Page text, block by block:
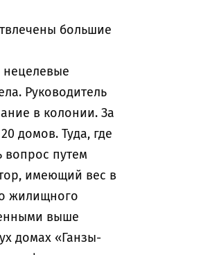
большие
нецелевые
Руководитель
в колонии. За
домов. Туда, где
вопрос путем
имеющий вес в
жилищного
выше
домах «Ганзы-